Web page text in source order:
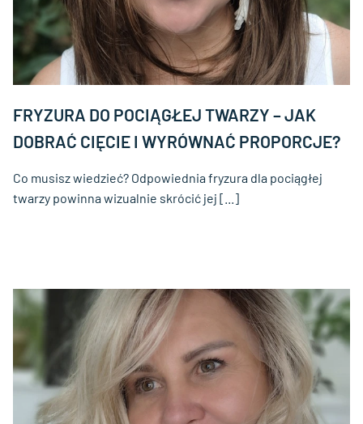
FRYZURA DO POCIĄGŁEJ TWARZY – JAK
DOBRAĆ CIĘCIE I WYRÓWNAĆ PROPORCJE?
Co musisz wiedzieć? Odpowiednia fryzura dla pociągłej
twarzy powinna wizualnie skrócić jej [...]